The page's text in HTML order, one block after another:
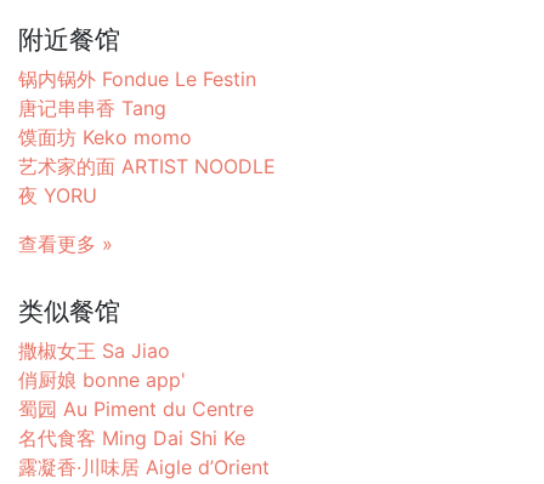
附近餐馆
锅内锅外 Fondue Le Festin
唐记串串香 Tang
馍面坊 Keko momo
艺术家的面 ARTIST NOODLE
夜 YORU
查看更多 »
类似餐馆
撒椒女王 Sa Jiao
俏厨娘 bonne app'
蜀园 Au Piment du Centre
名代食客 Ming Dai Shi Ke
露凝香·川味居 Aigle d’Orient